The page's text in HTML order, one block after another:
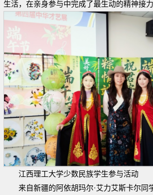
生活，在亲身参与中完成了最生动的精神接力
江西理工大学少数民族学生参与活动
来自新疆的阿依胡玛尔·艾力艾斯卡尔同